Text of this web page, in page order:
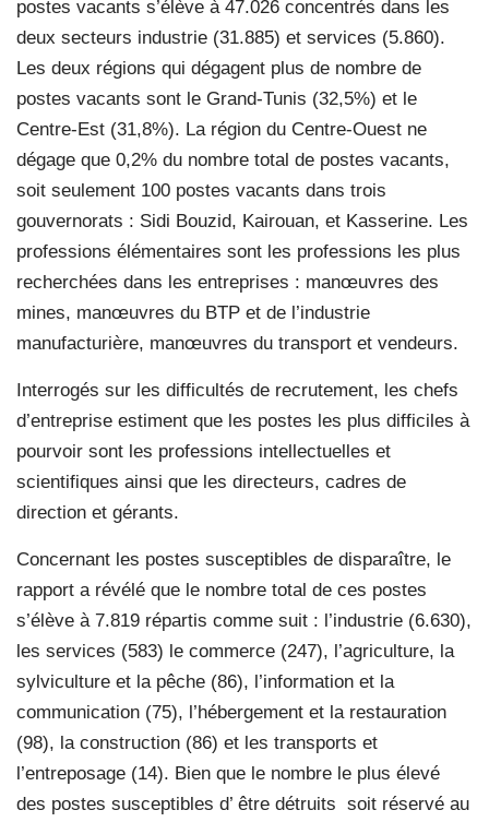
postes vacants s’élève à 47.026 concentrés dans les
deux secteurs industrie (31.885) et services (5.860).
Les deux régions qui dégagent plus de nombre de
postes vacants sont le Grand-Tunis (32,5%) et le
Centre-Est (31,8%). La région du Centre-Ouest ne
dégage que 0,2% du nombre total de postes vacants,
soit seulement 100 postes vacants dans trois
gouvernorats : Sidi Bouzid, Kairouan, et Kasserine. Les
professions élémentaires sont les professions les plus
recherchées dans les entreprises : manœuvres des
mines, manœuvres du BTP et de l’industrie
manufacturière, manœuvres du transport et vendeurs.
Interrogés sur les difficultés de recrutement, les chefs
d’entreprise estiment que les postes les plus difficiles à
pourvoir sont les professions intellectuelles et
scientifiques ainsi que les directeurs, cadres de
direction et gérants.
Concernant les postes susceptibles de disparaître, le
rapport a révélé que le nombre total de ces postes
s’élève à 7.819 répartis comme suit : l’industrie (6.630),
les services (583) le commerce (247), l’agriculture, la
sylviculture et la pêche (86), l’information et la
communication (75), l’hébergement et la restauration
(98), la construction (86) et les transports et
l’entreposage (14). Bien que le nombre le plus élevé
des postes susceptibles d’ être détruits soit réservé au